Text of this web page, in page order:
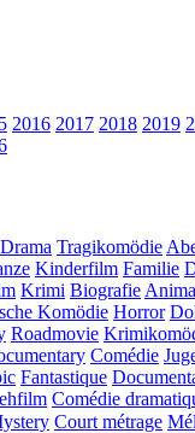
2016 2017 2018 2019
Drama Tragikomödie
Kinderfilm Familie
Krimi Biografie
Komödie Horror
Roadmovie
Comédie
Fantastique
Comédie
Court métrage